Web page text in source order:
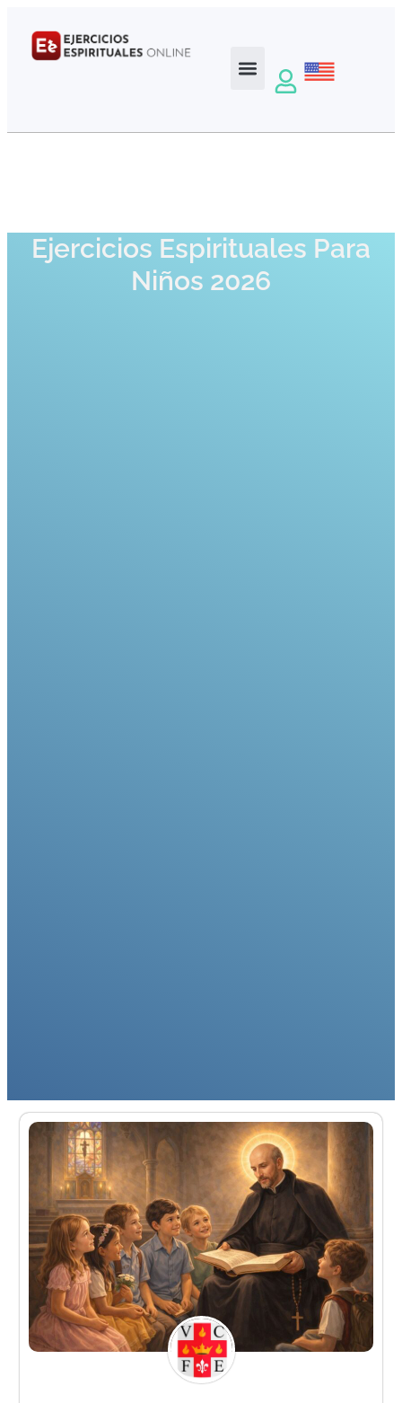
Ejercicios Espirituales Para
Niños 2026